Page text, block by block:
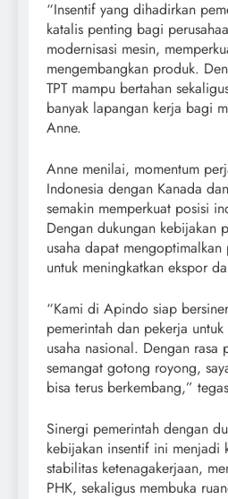
“Insentif yang dihadirkan
katalis penting bagi
modernisasi mesin,
mengembangkan produk.
TPT mampu bertahan
banyak lapangan kerja bagi
Anne.
Anne menilai, momentum
Indonesia dengan Kanada
semakin memperkuat posisi
Dengan dukungan kebijakan
usaha dapat
untuk meningkatkan ekspor
“Kami di Apindo siap
pemerintah dan pekerja
usaha nasional. Dengan rasa
semangat gotong royong,
bisa terus berkembang,”
Sinergi pemerintah dengan
kebijakan insentif ini menjadi
stabilitas ketenagakerjaan,
PHK, sekaligus membuka